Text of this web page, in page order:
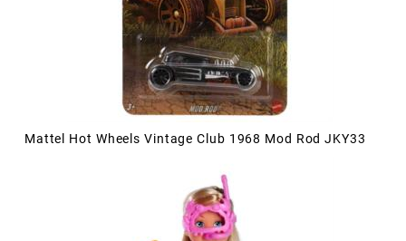
Mattel Hot Wheels Vintage Club 1968 Mod Rod JKY33